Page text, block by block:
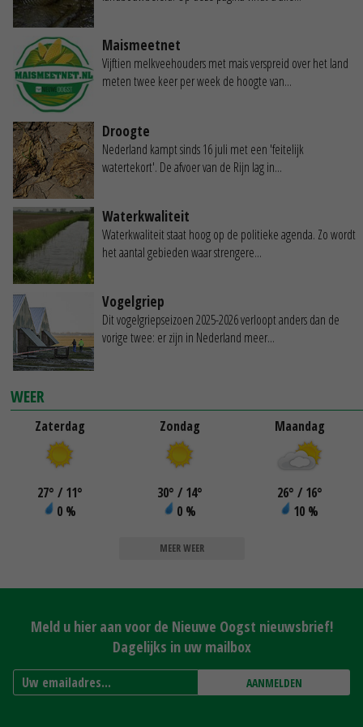
Maismeetnet
Vijftien melkveehouders met mais verspreid over het land
meten twee keer per week de hoogte van...
Droogte
Nederland kampt sinds 16 juli met een 'feitelijk
watertekort'. De afvoer van de Rijn lag in...
Waterkwaliteit
Waterkwaliteit staat hoog op de politieke agenda. Zo wordt
het aantal gebieden waar strengere...
Vogelgriep
Dit vogelgriepseizoen 2025-2026 verloopt anders dan de
vorige twee: er zijn in Nederland meer...
WEER
Zaterdag
27° / 11°
0 %
Zondag
30° / 14°
0 %
Maandag
26° / 16°
10 %
MEER WEER
Meld u hier aan voor de Nieuwe Oogst nieuwsbrief!
Dagelijks in uw mailbox
AANMELDEN